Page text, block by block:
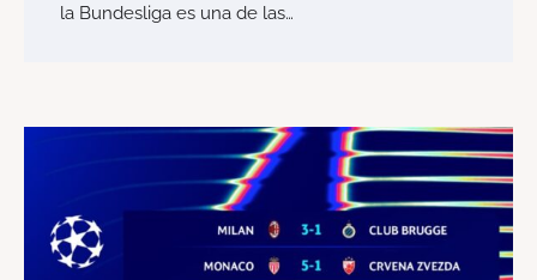
la Bundesliga es una de las…